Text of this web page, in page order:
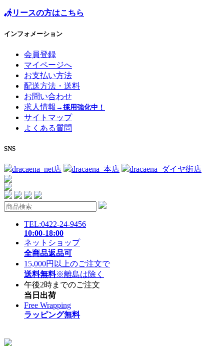
リースの方はこちら
インフォメーション
会員登録
マイページへ
お支払い方法
配送方法・送料
お問い合わせ
求人情報 →採用強化中！
サイトマップ
よくある質問
SNS
dracaena_net店 dracaena_本店 dracaena_ダイヤ街店
TEL:0422-24-9456
10:00-18:00
ネットショップ
全商品返品可
15,000円以上のご注文で
送料無料※離島は除く
午後2時までのご注文
当日出荷
Free Wrapping
ラッピング無料